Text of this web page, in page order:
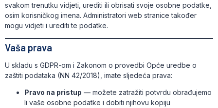
svakom trenutku vidjeti, urediti ili obrisati svoje osobne podatke,
osim korisničkog imena. Administratori web stranice također
mogu vidjeti i urediti te podatke.
Vaša prava
U skladu s GDPR-om i Zakonom o provedbi Opće uredbe o
zaštiti podataka (NN 42/2018), imate sljedeća prava:
Pravo na pristup — možete zatražiti potvrdu obrađujemo
li vaše osobne podatke i dobiti njihovu kopiju